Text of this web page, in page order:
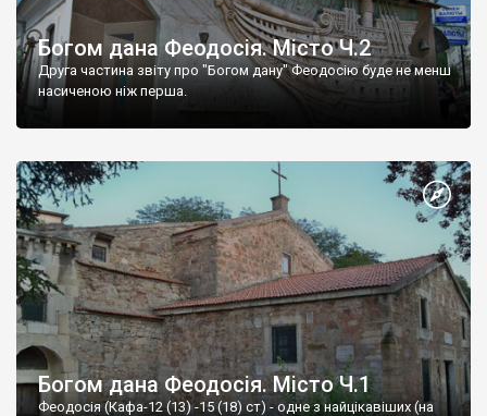
Богом дана Феодосія. Місто Ч.2
Друга частина звіту про "Богом дану" Феодосію буде не менш
насиченою ніж перша.
Богом дана Феодосія. Місто Ч.1
Феодосія (Кафа-12 (13) -15 (18) ст) - одне з найцікавіших (на